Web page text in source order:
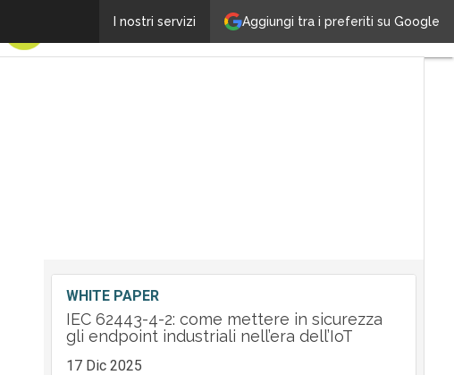
Aggiungi tra i preferiti su Google
I nostri servizi
Kaspersky Lab protegge le banche contro gli
WHITE PAPER
IEC 62443-4-2: come mettere in sicurezza
gli endpoint industriali nell’era dell’IoT
17 Dic 2025